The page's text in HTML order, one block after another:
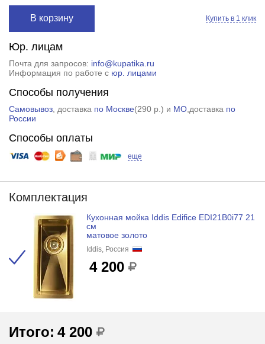
В корзину Купить в 1 клик
Юр. лицам
Почта для запросов: info@kupatika.ru
Информация по работе с юр. лицами
Способы получения
Самовывоз, доставка по Москве(290 р. ) и МО,доставка по
России
Способы оплаты
еще
Комплектация
Кухонная мойка Iddis Edifice EDI21B0i77 21
см
матовое золото
Iddis, Россия
4 200
Итого: 4 200